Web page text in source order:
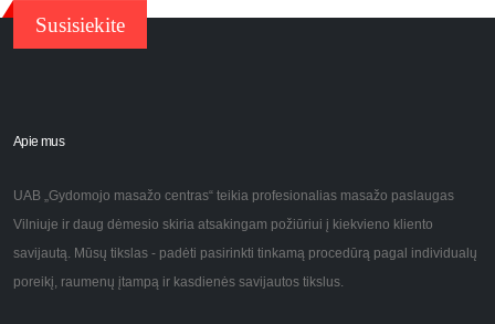
Susisiekite
Apie mus
UAB „Gydomojo masažo centras“ teikia profesionalias masažo paslaugas
Vilniuje ir daug dėmesio skiria atsakingam požiūriui į kiekvieno kliento
savijautą. Mūsų tikslas - padėti pasirinkti tinkamą procedūrą pagal individualų
poreikį, raumenų įtampą ir kasdienės savijautos tikslus.